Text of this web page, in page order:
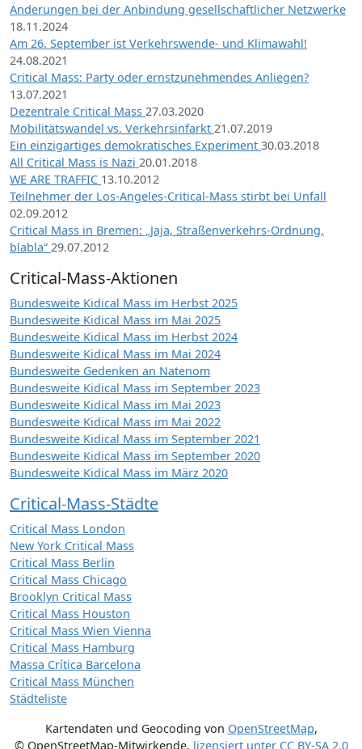
Änderungen bei der Anbindung gesellschaftlicher Netzwerke
18.11.2024
Am 26. September ist Verkehrswende- und Klimawahl!
24.08.2021
Critical Mass: Party oder ernstzunehmendes Anliegen?
13.07.2021
Dezentrale Critical Mass 27.03.2020
Mobilitätswandel vs. Verkehrsinfarkt 21.07.2019
Ein einzigartiges demokratisches Experiment 30.03.2018
All Critical Mass is Nazi 20.01.2018
WE ARE TRAFFIC 13.10.2012
Teilnehmer der Los-Angeles-Critical-Mass stirbt bei Unfall
02.09.2012
Critical Mass in Bremen: „Jaja, Straßenverkehrs-Ordnung,
blabla“ 29.07.2012
Critical-Mass-Aktionen
Bundesweite Kidical Mass im Herbst 2025
Bundesweite Kidical Mass im Mai 2025
Bundesweite Kidical Mass im Herbst 2024
Bundesweite Kidical Mass im Mai 2024
Bundesweite Gedenken an Natenom
Bundesweite Kidical Mass im September 2023
Bundesweite Kidical Mass im Mai 2023
Bundesweite Kidical Mass im Mai 2022
Bundesweite Kidical Mass im September 2021
Bundesweite Kidical Mass im September 2020
Bundesweite Kidical Mass im März 2020
Critical-Mass-Städte
Critical Mass London
New York Critical Mass
Critical Mass Berlin
Critical Mass Chicago
Brooklyn Critical Mass
Critical Mass Houston
Critical Mass Wien Vienna
Critical Mass Hamburg
Massa Crítica Barcelona
Critical Mass München
Städteliste
Kartendaten und Geocoding von OpenStreetMap,
© OpenStreetMap-Mitwirkende, lizensiert unter CC BY-SA 2.0